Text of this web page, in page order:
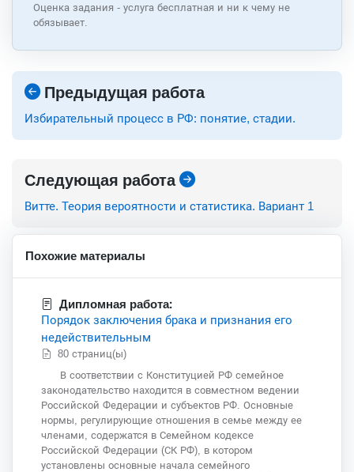
Оценка задания - услуга бесплатная и ни к чему не
обязывает.
Предыдущая работа
Избирательный процесс в РФ: понятие, стадии.
Следующая работа
Витте. Теория вероятности и статистика. Вариант 1
Похожие материалы
Дипломная работа:
Порядок заключения брака и признания его
недействительным
80 страниц(ы)
В соответствии с Конституцией РФ семейное
законодательство находится в совместном ведении
Российской Федерации и субъектов РФ. Основные
нормы, регулирующие отношения в семье между ее
членами, содержатся в Семейном кодексе
Российской Федерации (СК РФ), в котором
установлены основные начала семейного